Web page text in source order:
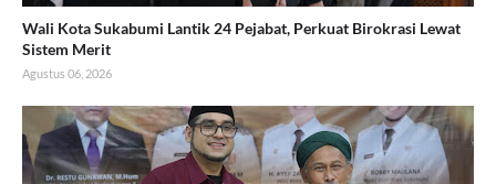
Wali Kota Sukabumi Lantik 24 Pejabat, Perkuat Birokrasi Lewat
Sistem Merit
Agustus 06, 2026